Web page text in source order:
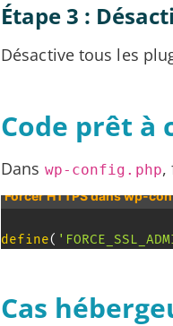
Étape 3 :
Désactive tous les
Code prêt à
Dans wp-config.php,
Forcer HTTPS dans wp-
define(
Cas